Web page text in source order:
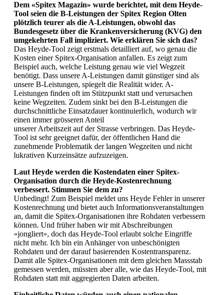
Dem «Spitex Magazin» wurde berichtet, mit dem Heyde-
Tool seien die B-Leistungen der Spitex Region Olten
plötzlich teurer als die A-Leistungen, obwohl das
Bundesgesetz über die Kranken­versicherung (KVG) den
umgekehrten Fall impliziert. Wie erklären Sie sich das?
Das Heyde-Tool zeigt erstmals detailliert auf, wo genau die
Kosten einer Spitex-Organisation anfallen. Es zeigt zum
Beispiel auch, welche Leistung genau wie viel Wegzeit
benötigt. Dass unsere A-Leistungen damit günstiger sind als
unsere B-Leistungen, spiegelt die Realität wider. A-
Leistungen finden oft im Stützpunkt statt und verursachen
keine Wegzeiten. Zudem sinkt bei den B-Leistungen die
durchschnittliche Einsatzdauer kontinuierlich, wodurch wir
einen immer grösseren Anteil
unserer Arbeitszeit auf der Strasse verbringen. Das Heyde-
Tool ist sehr geeignet dafür, der öffentlichen Hand die
zunehmende Problematik der langen Wegzeiten und nicht
lukrativen Kurzeinsätze aufzuzeigen.
Laut Heyde werden die Kostendaten einer Spitex-
Organisation durch die Heyde-Kostenrechnung
verbessert. Stimmen Sie dem zu?
Unbedingt! Zum Beispiel meldet uns Heyde Fehler in unserer
Kostenrechnung und bietet auch Informationsveranstaltungen
an, damit die Spitex-Organisa­tionen ihre Rohdaten verbessern
können. Und früher haben wir mit Abschreibungen
«jongliert», doch das Heyde-Tool erlaubt solche Eingriffe
nicht mehr. Ich bin ein Anhänger von unbeschönigten
Rohdaten und der darauf basierenden Kostentransparenz.
Damit alle ­Spitex-Organisationen mit dem gleichen Massstab
gemessen werden, müssten aber alle, wie das Heyde-Tool, mit
Rohdaten statt mit aggregierten Daten arbeiten.